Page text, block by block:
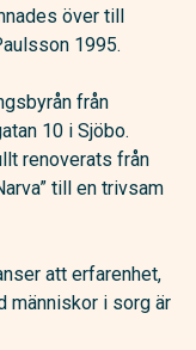
över till
1995.
från
10 i Sjöbo.
renoverats från
till en trivsam
att erfarenhet,
människor i sorg är